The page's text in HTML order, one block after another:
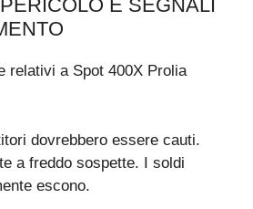
E SEGNALI
relativi a Spot 400X Prolia
dovrebbero essere cauti.
a freddo sospette. I soldi
escono.